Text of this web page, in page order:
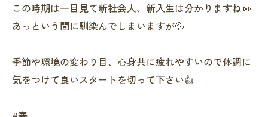
この時期は一目見て新社会人、新入生は分かりますね👀
あっという間に馴染んでしまいますが💦
季節や環境の変わり目、心身共に疲れやすいので体調に
気をつけて良いスタートを切って下さい👍